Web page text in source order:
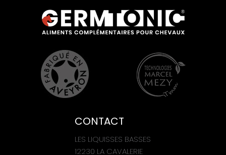
CONTACT
LES LIQUISSES BASSES
12230 LA CAVALERIE